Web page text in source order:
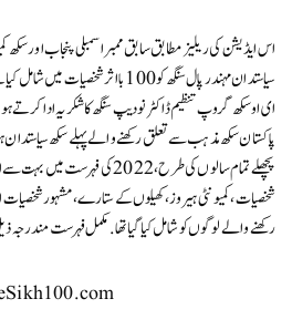
اس ایڈیشن کی ریلیز مطابق سابق ممبر اسمبلی پنجاب اور سکھ
سیاستدان مہندر پال سنگھ کو 100 با
ای او سکھ گروپ تنظیم ڈاکٹر نودیپ سنگھ کا شکریہ ادا کرتے
پاکستان سکھ مذہب سے تعلق رکھنے والے پہلے سکھ سیاستدان
پچھلے تمام سالوں کی طرح، 2022 کی
شخصیات، کمیونٹی ہیروز، کھیلوں کے ستارے، مشہور شخصیات
رکھنے والے لوگوں کو شامل کیا گیا تھا. مکمل فہرست مندرجہ